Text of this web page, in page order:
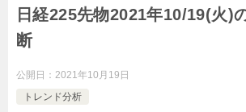
日経225先物2021年10/19(火)
断
公開日： 2021年10月19日
トレンド分析